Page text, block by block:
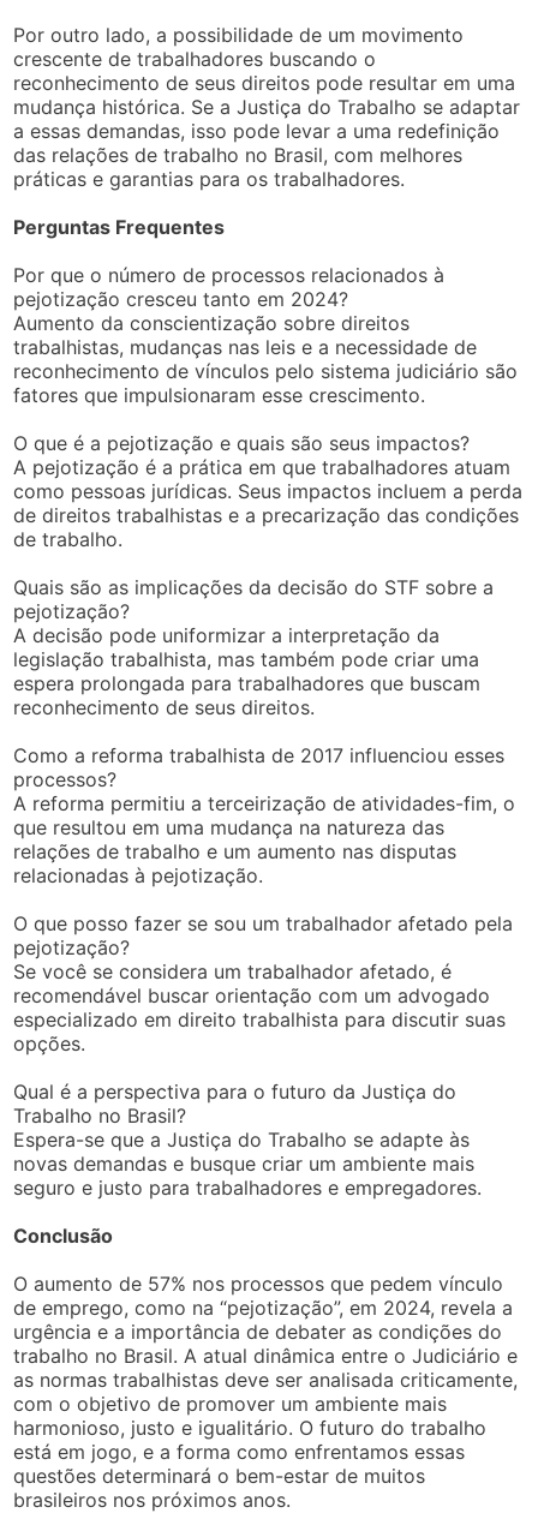
Por outro lado, a possibilidade de um movimento
crescente de trabalhadores buscando o
reconhecimento de seus direitos pode resultar em uma
mudança histórica. Se a Justiça do Trabalho se adaptar
a essas demandas, isso pode levar a uma redefinição
das relações de trabalho no Brasil, com melhores
práticas e garantias para os trabalhadores.
Perguntas Frequentes
Por que o número de processos relacionados à
pejotização cresceu tanto em 2024?
Aumento da conscientização sobre direitos
trabalhistas, mudanças nas leis e a necessidade de
reconhecimento de vínculos pelo sistema judiciário são
fatores que impulsionaram esse crescimento.
O que é a pejotização e quais são seus impactos?
A pejotização é a prática em que trabalhadores atuam
como pessoas jurídicas. Seus impactos incluem a perda
de direitos trabalhistas e a precarização das condições
de trabalho.
Quais são as implicações da decisão do STF sobre a
pejotização?
A decisão pode uniformizar a interpretação da
legislação trabalhista, mas também pode criar uma
espera prolongada para trabalhadores que buscam
reconhecimento de seus direitos.
Como a reforma trabalhista de 2017 influenciou esses
processos?
A reforma permitiu a terceirização de atividades-fim, o
que resultou em uma mudança na natureza das
relações de trabalho e um aumento nas disputas
relacionadas à pejotização.
O que posso fazer se sou um trabalhador afetado pela
pejotização?
Se você se considera um trabalhador afetado, é
recomendável buscar orientação com um advogado
especializado em direito trabalhista para discutir suas
opções.
Qual é a perspectiva para o futuro da Justiça do
Trabalho no Brasil?
Espera-se que a Justiça do Trabalho se adapte às
novas demandas e busque criar um ambiente mais
seguro e justo para trabalhadores e empregadores.
Conclusão
O aumento de 57% nos processos que pedem vínculo
de emprego, como na “pejotização”, em 2024, revela a
urgência e a importância de debater as condições do
trabalho no Brasil. A atual dinâmica entre o Judiciário e
as normas trabalhistas deve ser analisada criticamente,
com o objetivo de promover um ambiente mais
harmonioso, justo e igualitário. O futuro do trabalho
está em jogo, e a forma como enfrentamos essas
questões determinará o bem-estar de muitos
brasileiros nos próximos anos.